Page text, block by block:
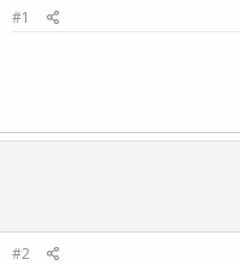
#1
#2